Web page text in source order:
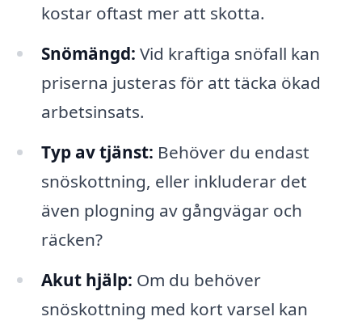
kostar oftast mer att skotta.
Snömängd: Vid kraftiga snöfall kan
priserna justeras för att täcka ökad
arbetsinsats.
Typ av tjänst: Behöver du endast
snöskottning, eller inkluderar det
även plogning av gångvägar och
räcken?
Akut hjälp: Om du behöver
snöskottning med kort varsel kan